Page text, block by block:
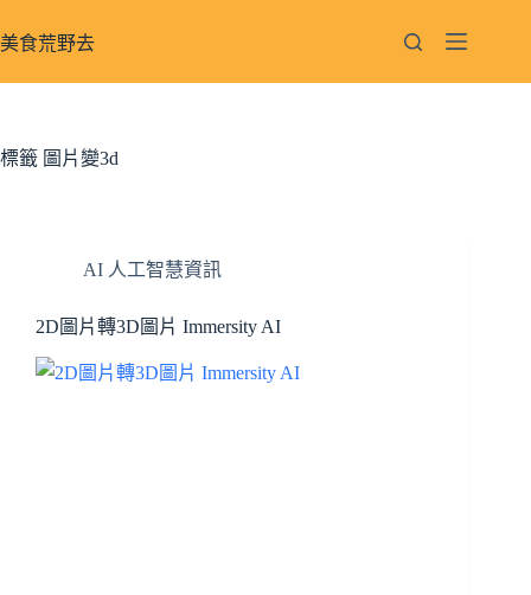
至
容
美食荒野去
標籤 圖片變3d
AI 人工智慧資訊
2D圖片轉3D圖片 Immersity AI